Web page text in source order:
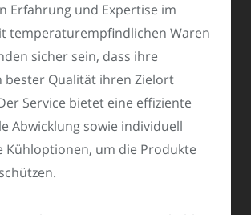
Erfahrung und Expertise im
temperaturempfindlichen Waren
sicher sein, dass ihre
bester Qualität ihren Zielort
Service bietet eine effiziente
Abwicklung sowie individuell
Kühloptionen, um die Produkte